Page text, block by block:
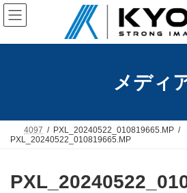
コ
ン
テ
ン
ナ
ビ
ゲ
ー
メディ
4097
PXL_20240522_010819665.MP
PXL_20240522_010819665.MP